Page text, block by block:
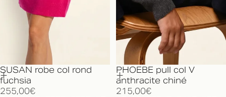
SUSAN robe col rond
fuchsia
255,00€
PHOEBE pull col V
anthracite chiné
215,00€